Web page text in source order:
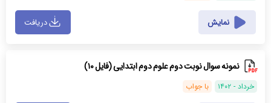
نمایش دریافت
نمونه سوال نوبت دوم علوم دوم ابتدایی (فایل ۱۰)
خرداد - ۱۴۰۲ با جواب